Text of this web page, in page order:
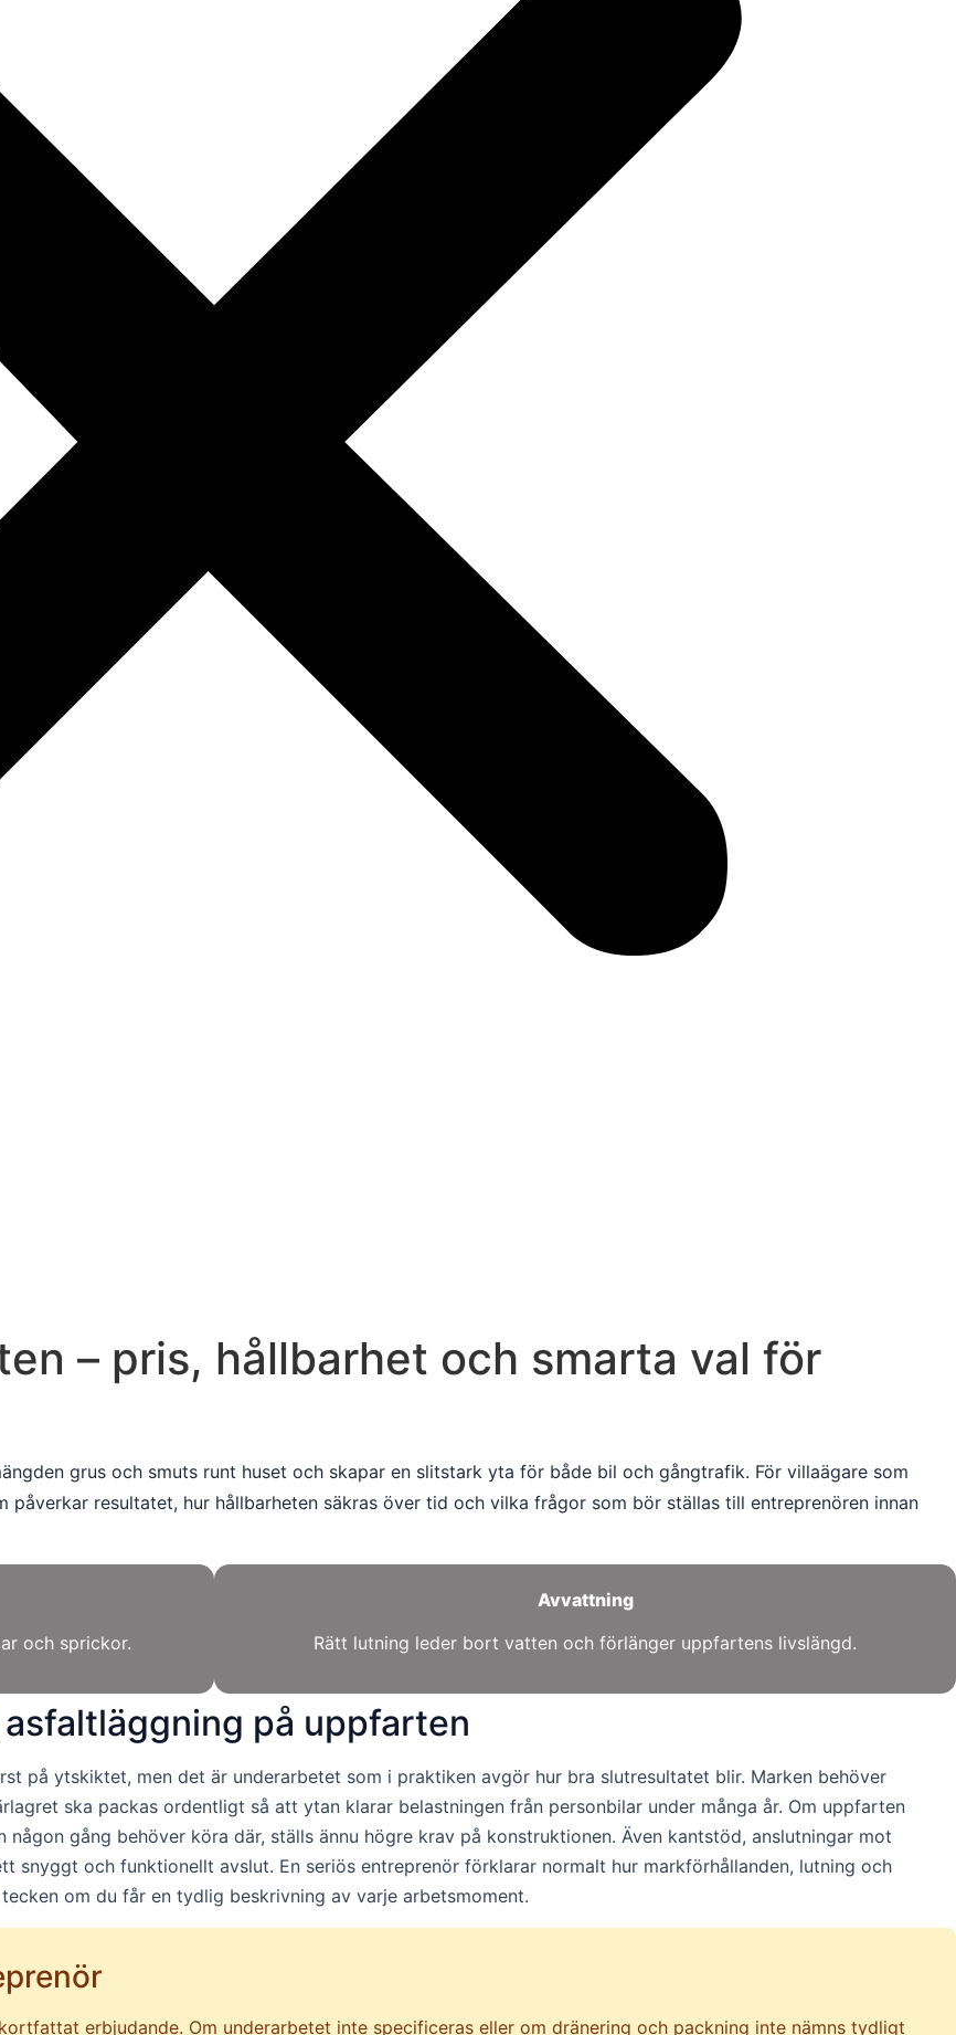
– pris, hållbarhet och smarta val för
grus och smuts runt huset och skapar en slitstark yta för både bil och gångtrafik. För villaägare som
resultatet, hur hållbarheten säkras över tid och vilka frågor som bör ställas till entreprenören innan
och sprickor.
Avvattning
Rätt lutning leder bort vatten och förlänger uppfartens livslängd.
på uppfarten
på ytskiktet, men det är underarbetet som i praktiken avgör hur bra slutresultatet blir. Marken behöver
ska packas ordentligt så att ytan klarar belastningen från personbilar under många år. Om uppfarten
gång behöver köra där, ställs ännu högre krav på konstruktionen. Även kantstöd, anslutningar mot
och funktionellt avslut. En seriös entreprenör förklarar normalt hur markförhållanden, lutning och
om du får en tydlig beskrivning av varje arbetsmoment.
erbjudande. Om underarbetet inte specificeras eller om dränering och packning inte nämns tydligt